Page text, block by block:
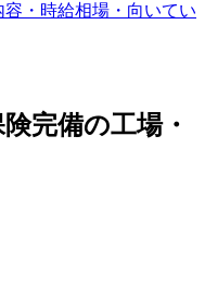
・時給相場・向いてい
完備の工場・